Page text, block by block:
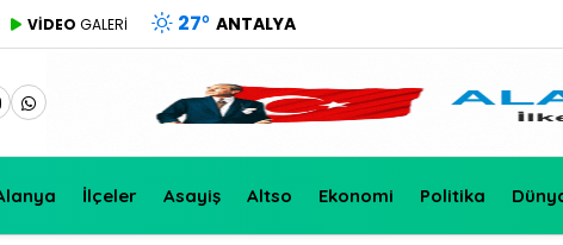
VİDEO GALERİ 27° ANTALYA
İlçeler Asayiş Altso Ekonomi Politika